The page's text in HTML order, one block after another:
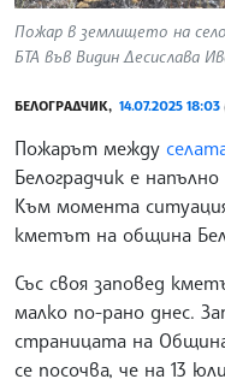
Пожар в землището на
БТА във Видин Десислава
БЕЛОГРАДЧИК, 14.07.2025 18:03
Пожарът между
Белоградчик е
Към момента
кметът на община
Със своя заповед
малко по-рано днес.
страницата на
се посочва, че на 13